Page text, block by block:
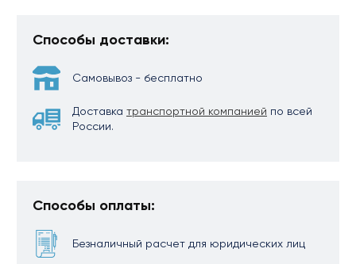
Способы доставки:
Самовывоз - бесплатно
Доставка транспортной компанией по всей
России.
Способы оплаты:
Безналичный расчет для юридических лиц